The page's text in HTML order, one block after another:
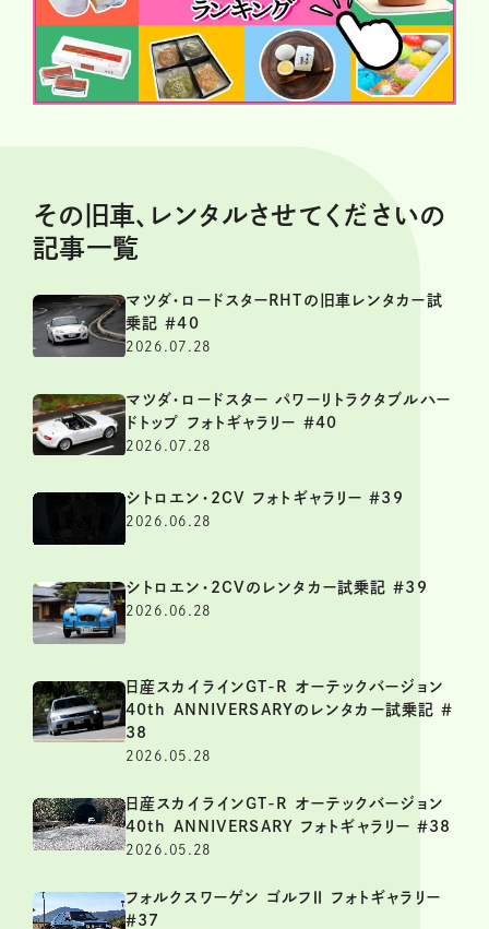
その旧車、レンタルさせてくださいの
記事一覧
マツダ・ロードスターRHTの旧車レンタカー試
乗記 ＃40
2026.07.28
マツダ・ロードスター パワーリトラクタブルハー
ドトップ フォトギャラリー ＃40
2026.07.28
シトロエン・2CV フォトギャラリー ＃39
2026.06.28
シトロエン・2CVのレンタカー試乗記 ＃39
2026.06.28
日産スカイラインGT-R オーテックバージョン
40th ANNIVERSARYのレンタカー試乗記 ＃
38
2026.05.28
日産スカイラインGT-R オーテックバージョン
40th ANNIVERSARY フォトギャラリー ＃38
2026.05.28
フォルクスワーゲン ゴルフⅡ フォトギャラリー
＃37